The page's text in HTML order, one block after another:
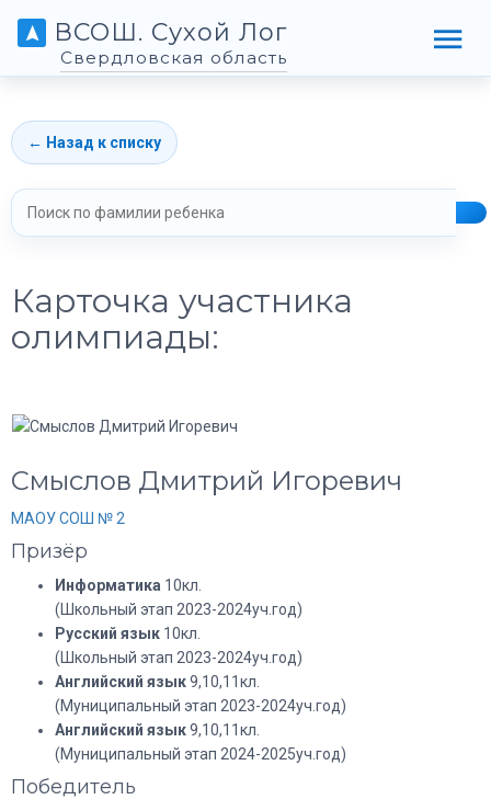
ВСОШ. Сухой Лог
Свердловская область
← Назад к списку
Карточка участника
олимпиады:
Смыслов Дмитрий Игоревич
МАОУ СОШ № 2
Призёр
Информатика 10кл.
(Школьный этап 2023-2024уч.год)
Русский язык 10кл.
(Школьный этап 2023-2024уч.год)
Английский язык9,10,11кл.
(Муниципальный этап 2023-2024уч.год)
Английский язык9,10,11кл.
(Муниципальный этап 2024-2025уч.год)
Победитель